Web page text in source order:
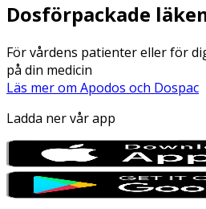
Dosförpackade
För vårdens patienter eller för
på din medicin
Läs mer om Apodos och Dospac
Ladda ner vår app